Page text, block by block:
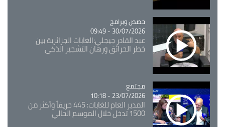
Catégorie
حصص وبرامج
30/07/2026 - 09:49
عبد القادر جيجلي:الغابات الجزائرية بين
خطر الحرائق ورهان التشجير الذكي
Catégorie
مجتمع
23/07/2026 - 10:18
المدير العام للغابات: 445 حريقاً وأكثر من
1500 تدخل خلال الموسم الحالي